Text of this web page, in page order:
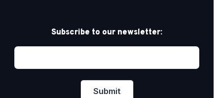
Subscribe to our newsletter: